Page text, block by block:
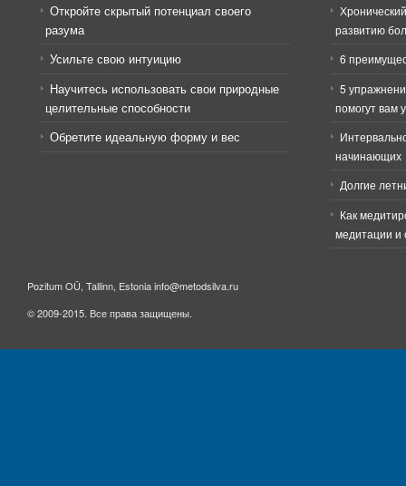
Откройте скрытый потенциал своего
разума
Усильте свою интуицию
Научитесь использовать свои природные
целительные способности
Обретите идеальную форму и вес
развитию
6
5
помогут вам
начинающих
Долгие
Как
медитации и
Pozitum OÜ, Tallinn, Estonia info@metodsilva.ru
© 2009-2015. Все права защищены.